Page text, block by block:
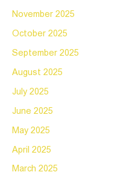
November 2025
October 2025
September 2025
August 2025
July 2025
June 2025
May 2025
April 2025
March 2025